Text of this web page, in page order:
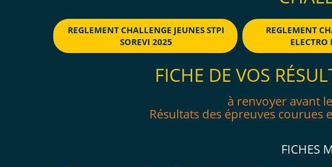
REGLEMENT CHALLENGE JEUNES STPI
SOREVI 2025
REGLEMENT
ELECTRO
FICHE DE VOS
à renvoyer avant
Résultats des épreuves
FICHES